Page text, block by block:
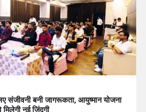
संजीवनी बनी जागरूकता, आयुष्मान योजना
नई जिंदगी